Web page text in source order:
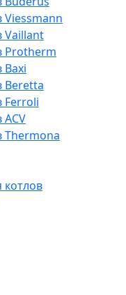
Viessmann
Vaillant
Protherm
Baxi
Beretta
Ferroli
ACV
Thermona